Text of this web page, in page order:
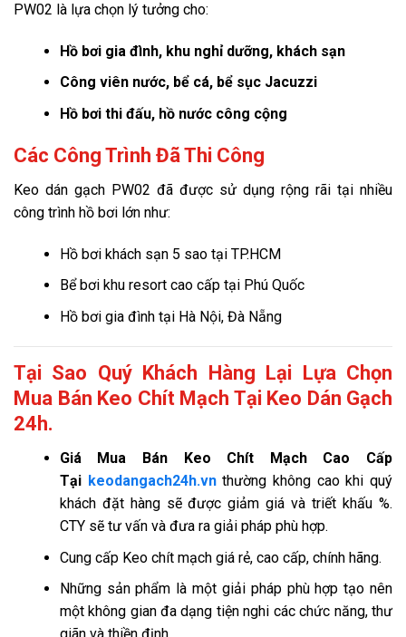
PW02 là lựa chọn lý tưởng cho:
Hồ bơi gia đình, khu nghỉ dưỡng, khách sạn
Công viên nước, bể cá, bể sục Jacuzzi
Hồ bơi thi đấu, hồ nước công cộng
Các Công Trình Đã Thi Công
Keo dán gạch PW02 đã được sử dụng rộng rãi tại nhiều
công trình hồ bơi lớn như:
Hồ bơi khách sạn 5 sao tại TP.HCM
Bể bơi khu resort cao cấp tại Phú Quốc
Hồ bơi gia đình tại Hà Nội, Đà Nẵng
Tại Sao Quý Khách Hàng Lại Lựa Chọn
Mua Bán Keo Chít Mạch Tại Keo Dán Gạch
24h.
GiáMua Bán Keo Chít Mạch Cao Cấp
Tại keodangach24h.vn thường không cao khi quý
khách đặt hàng sẽ được giảm giá và triết khấu %.
CTY sẽ tư vấn và đưa ra giải pháp phù hợp.
Cung cấp Keo chít mạch giá rẻ, cao cấp, chính hãng.
Những sản phẩm là một giải pháp phù hợp tạo nên
một không gian đa dạng tiện nghi các chức năng, thư